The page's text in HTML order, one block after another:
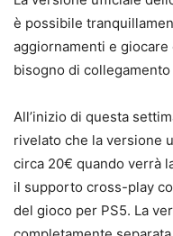
è possibile
aggiornamenti e
bisogno di collegamento
All’inizio di questa
rivelato che la versione
circa 20€ quando verrà
il supporto cross-play
del gioco per PS5. La